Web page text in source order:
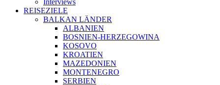
Interviews
REISEZIELE
BALKAN LÄNDER
ALBANIEN
BOSNIEN-HERZEGOWINA
KOSOVO
KROATIEN
MAZEDONIEN
MONTENEGRO
SERBIEN